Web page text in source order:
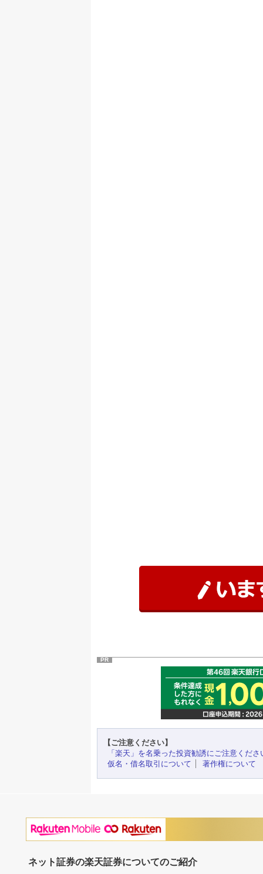
PR
【ご注意ください】
「楽天」を名乗った投資勧誘にご注意くださ
仮名・借名取引について
著作権について
ネット証券の楽天証券についてのご紹介